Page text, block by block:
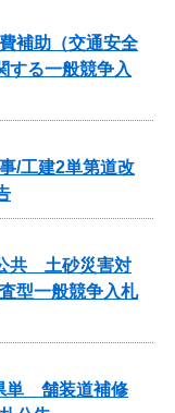
補助（交通安全
る一般競争入
/工建2単第道改
共 土砂災害対
型一般競争入札
単 舗装道補修